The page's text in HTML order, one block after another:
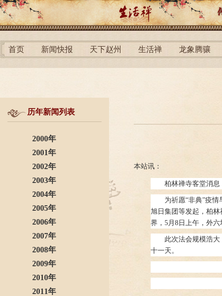
首页 新闻快报 天下赵州 生活禅 龙象腾骧
历年新闻列表
2000年
2001年
2002年
2003年
2004年
2005年
2006年
2007年
2008年
2009年
2010年
2011年
本站讯：
柏林禅寺客堂消息
为祈愿“非典”疫
旭日集团等发起，柏
界，5月8日上午，外
此次法会规模浩
十一天。